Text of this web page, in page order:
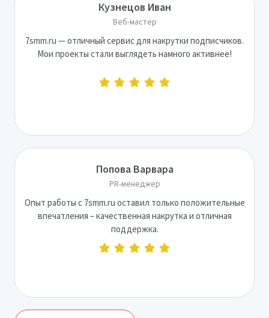
Кузнецов Иван
Веб-мастер
7smm.ru — отличный сервис для накрутки подписчиков.
Мои проекты стали выглядеть намного активнее!
Попова Варвара
PR-менеджер
Опыт работы с 7smm.ru оставил только положительные
впечатления – качественная накрутка и отличная
поддержка.